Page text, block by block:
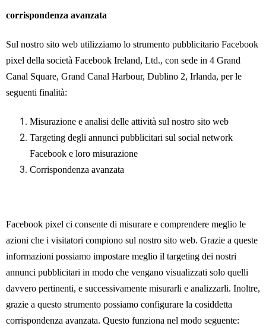
corrispondenza avanzata
Sul nostro sito web utilizziamo lo strumento pubblicitario Facebook
pixel della società Facebook Ireland, Ltd., con sede in 4 Grand
Canal Square, Grand Canal Harbour, Dublino 2, Irlanda, per le
seguenti finalità:
Misurazione e analisi delle attività sul nostro sito web
Targeting degli annunci pubblicitari sul social network
Facebook e loro misurazione
Corrispondenza avanzata
Facebook pixel ci consente di misurare e comprendere meglio le
azioni che i visitatori compiono sul nostro sito web. Grazie a queste
informazioni possiamo impostare meglio il targeting dei nostri
annunci pubblicitari in modo che vengano visualizzati solo quelli
davvero pertinenti, e successivamente misurarli e analizzarli. Inoltre,
grazie a questo strumento possiamo configurare la cosiddetta
corrispondenza avanzata. Questo funziona nel modo seguente: